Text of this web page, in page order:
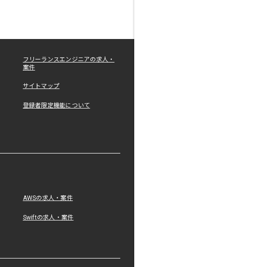
フリーランスエンジニアの求人・
案件
サイトマップ
登録者限定機能について
AWSの求人・案件
Swiftの求人・案件